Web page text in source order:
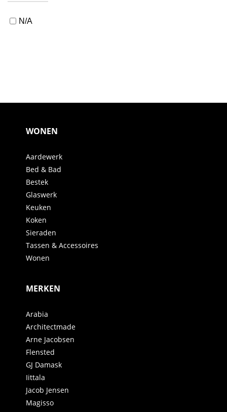
N/A
WONEN
Aardewerk
Bed & Bad
Bestek
Glaswerk
Keuken
Koken
Sieraden
Tassen & Accessoires
Wonen
MERKEN
Arabia
Architectmade
Arne Jacobsen
Flensted
GJ Damask
Iittala
Jacob Jensen
Magisso